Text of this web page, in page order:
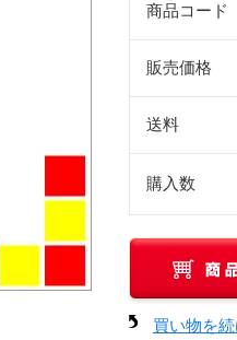
商品コード
販売価格
送料
購入数
買い物を